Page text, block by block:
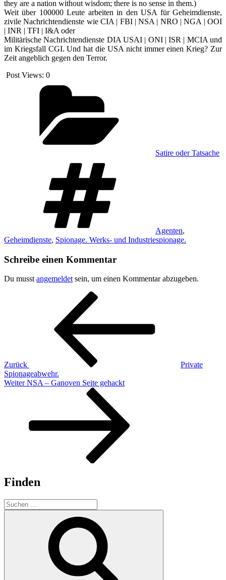
they are a nation without wisdom; there is no sense in them.)
Weit über 100000 Leute arbeiten in den USA für Geheimdienste,
zivile Nachrichtendienste wie CIA | FBI | NSA | NRO | NGA | OOI
| INR | TFI | I&A oder
Militärische Nachrichtendienste DIA USAI | ONI | ISR | MCIA und
im Kriegsfall CGI. Und hat die USA nicht immer einen Krieg? Zur
Zeit angeblich gegen den Terror.
Post Views: 0
Satire oder Tatsache
Agenten,
Geheimdienste, Spionage. Werks- und Industriespionage.
Schreibe einen Kommentar
Du musst angemeldet sein, um einen Kommentar abzugeben.
Beitragsnavigation
Zurück
Private
Spionageabwehr.
Nächster
Weiter NSA – Ganoven Seite gehackt
Finden
Suche
nach: